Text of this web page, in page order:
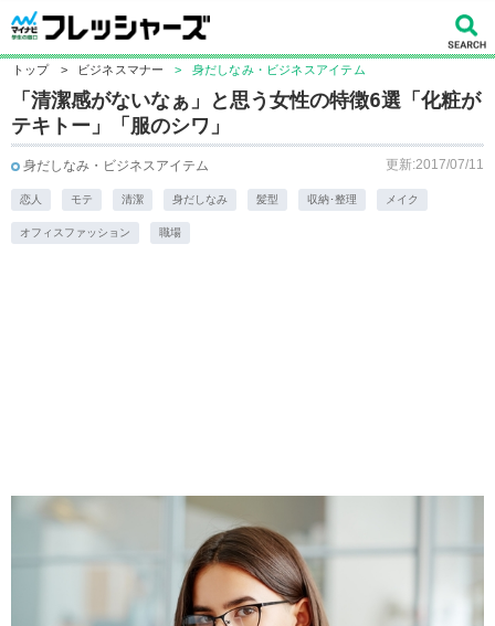
トップ > ビジネスマナー > 身だしなみ・ビジネスアイテム
「清潔感がないなぁ」と思う女性の特徴6選「化粧が
テキトー」「服のシワ」
身だしなみ・ビジネスアイテム 更新:2017/07/11
恋人 モテ 清潔 身だしなみ 髪型 収納･整理 メイク
オフィスファッション 職場